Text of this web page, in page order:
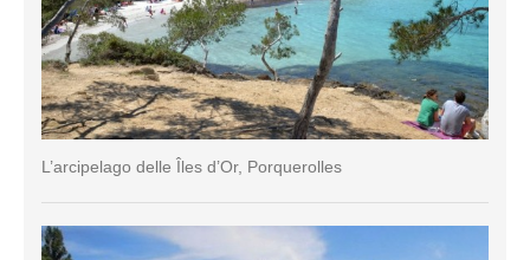
L’arcipelago delle Îles d’Or, Porquerolles